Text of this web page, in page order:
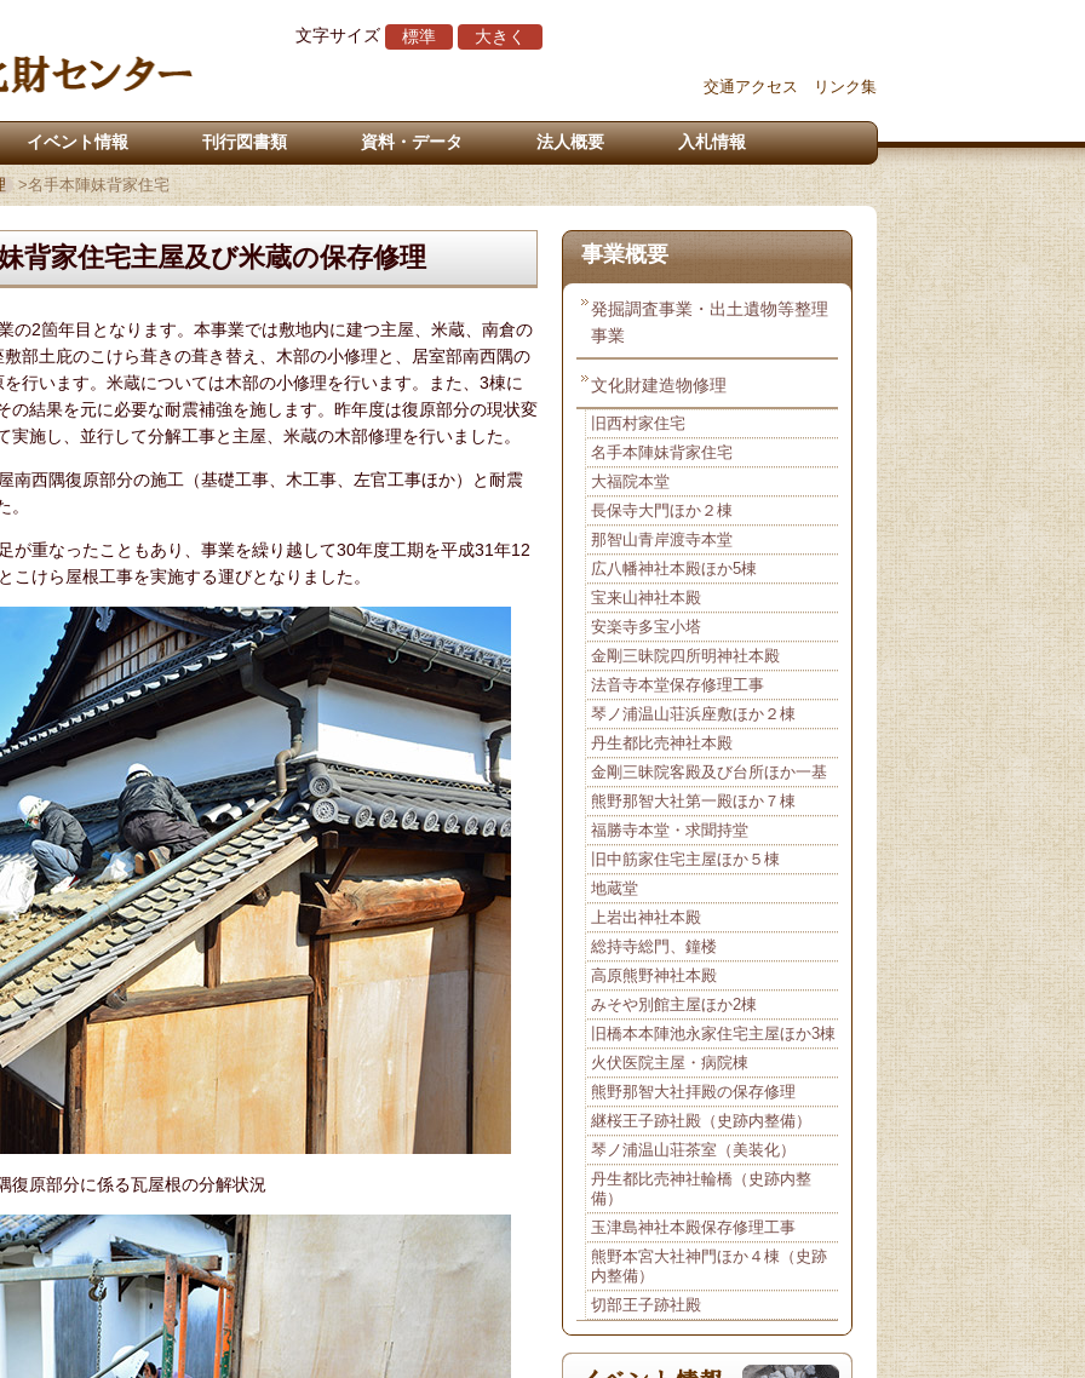
文字サイズ 標準 大きく
交通アクセス リンク集
イベント情報 刊行図書類 資料・データ 法人概要 入札情報
>名手本陣妹背家住宅
背家住宅主屋及び米蔵の保存修理
2箇年目となります。本事業では敷地内に建つ主屋、米蔵、南倉の
部土庇のこけら葺きの葺き替え、木部の小修理と、居室部南西隅の
行います。米蔵については木部の小修理を行います。また、3棟に
の結果を元に必要な耐震補強を施します。昨年度は復原部分の現状変
施し、並行して分解工事と主屋、米蔵の木部修理を行いました。
西隅復原部分の施工（基礎工事、木工事、左官工事ほか）と耐震
重なったこともあり、事業を繰り越して30年度工期を平成31年12
けら屋根工事を実施する運びとなりました。
復原部分に係る瓦屋根の分解状況
事業概要
発掘調査事業・出土遺物等整理
事業
文化財建造物修理
旧西村家住宅
名手本陣妹背家住宅
大福院本堂
長保寺大門ほか２棟
那智山青岸渡寺本堂
広八幡神社本殿ほか5棟
宝来山神社本殿
安楽寺多宝小塔
金剛三昧院四所明神社本殿
法音寺本堂保存修理工事
琴ノ浦温山荘浜座敷ほか２棟
丹生都比売神社本殿
金剛三昧院客殿及び台所ほか一基
熊野那智大社第一殿ほか７棟
福勝寺本堂・求聞持堂
旧中筋家住宅主屋ほか５棟
地蔵堂
上岩出神社本殿
総持寺総門、鐘楼
高原熊野神社本殿
みそや別館主屋ほか2棟
旧橋本本陣池永家住宅主屋ほか3棟
火伏医院主屋・病院棟
熊野那智大社拝殿の保存修理
継桜王子跡社殿（史跡内整備）
琴ノ浦温山荘茶室（美装化）
丹生都比売神社輪橋（史跡内整
備）
玉津島神社本殿保存修理工事
熊野本宮大社神門ほか４棟（史跡
内整備）
切部王子跡社殿